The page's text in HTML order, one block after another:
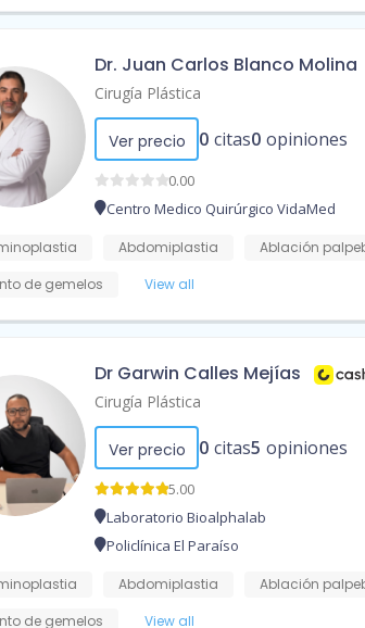
Dr. Juan Carlos Blanco Molina
Cirugía Plástica
Ver precio 0 citas0 opiniones
0.00
Centro Medico Quirúrgico VidaMed
Abdomiplastia Ablación
de gemelos
View all
Dr Garwin Calles Mejías
Cirugía Plástica
Ver precio 0 citas5 opiniones
5.00
Laboratorio Bioalphalab
Policlínica El Paraíso
Abdomiplastia Ablación
de gemelos
View all